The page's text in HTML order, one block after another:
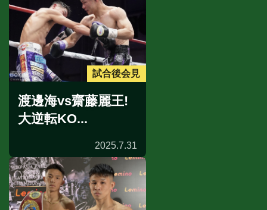
試合後会見
渡邊海vs齋藤麗王!
大逆転KO...
2025.7.31